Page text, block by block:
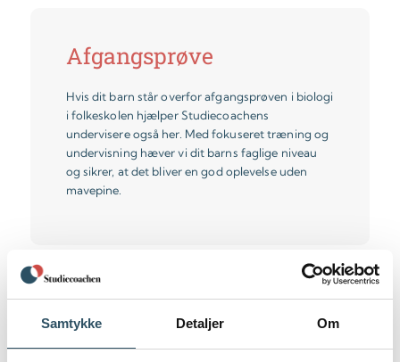
Samtykke Detaljer Om
Afgangsprøve
Hvis dit barn står overfor afgangsprøven i biologi
i folkeskolen hjælper Studiecoachens
undervisere også her. Med fokuseret træning og
undervisning hæver vi dit barns faglige niveau
og sikrer, at det bliver en god oplevelse uden
mavepine.